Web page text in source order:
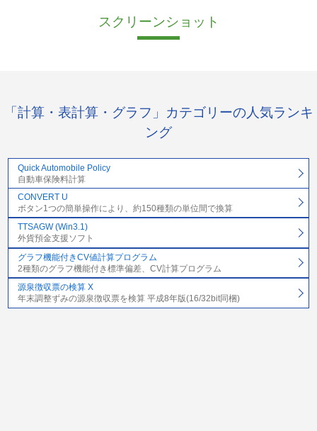
スクリーンショット
「計算・表計算・グラフ」カテゴリーの人気ランキ
ング
Quick Automobile Policy
自動車保険料計算
CONVERT U
ボタン1つの簡単操作により、約150種類の単位間で換算
TTSAGW (Win3.1)
外貨預金支援ソフト
グラフ機能付きCV値計算プログラム
2種類のグラフ機能付き標準偏差、CV計算プログラム
源泉徴収票の検算 X
年末調整ずみの源泉徴収票を検算 平成8年版(16/32bit同梱)